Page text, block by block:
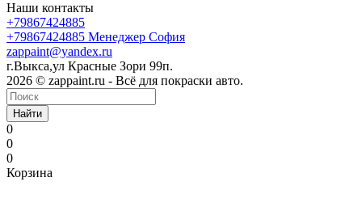
Наши контакты
+79867424885
+79867424885 Менеджер София
zappaint@yandex.ru
г.Выкса,ул Красные Зори 99п.
2026 © zappaint.ru - Всё для покраски авто.
Найти
0
0
0
Корзина